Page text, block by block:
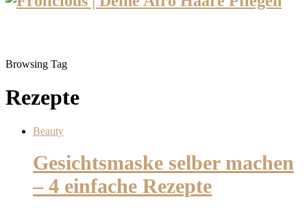
Browsing Tag
Rezepte
Beauty
Gesichtsmaske selber machen
– 4 einfache Rezepte